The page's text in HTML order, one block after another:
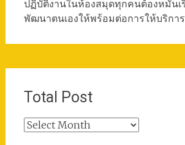
ปฏิบัติงานในห้องสมุดทุกคนต้องหมั่นเ
พัฒนาตนเองให้พร้อมต่อการให้บริกา
Total Post
Total